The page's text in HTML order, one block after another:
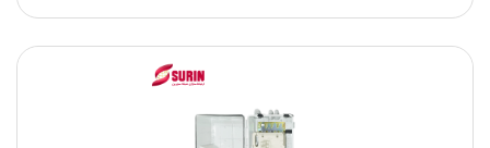
نوع کانکتور : SC UPC to SC UPC